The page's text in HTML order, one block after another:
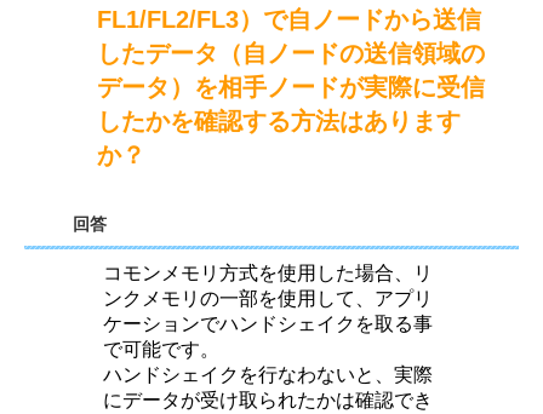
FL1/FL2/FL3）で自ノードから送信
したデータ（自ノードの送信領域の
データ）を相手ノードが実際に受信
したかを確認する方法はあります
か？
回答
コモンメモリ方式を使用した場合、リ
ンクメモリの一部を使用して、アプリ
ケーションでハンドシェイクを取る事
で可能です。
ハンドシェイクを行なわないと、実際
にデータが受け取られたかは確認でき